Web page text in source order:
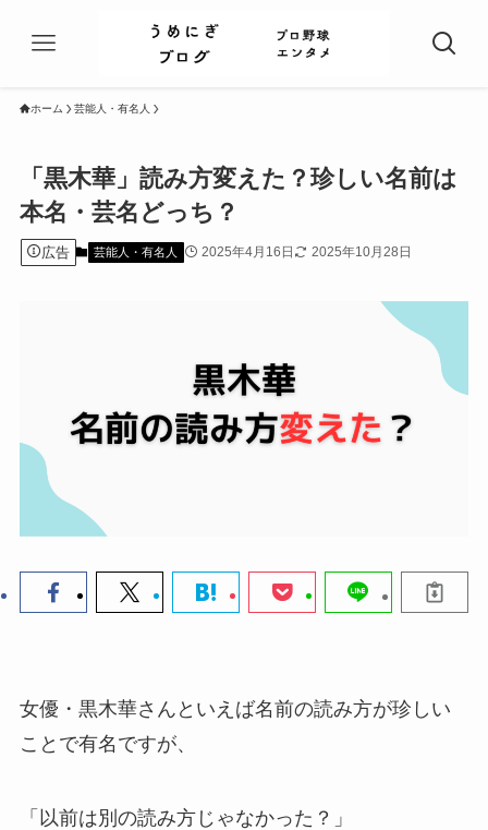
ホーム 芸能人・有名人
「黒木華」読み方変えた？珍しい名前は
本名・芸名どっち？
広告 芸能人・有名人 2025年4月16日 2025年10月28日
女優・黒木華さんといえば名前の読み方が珍しい
ことで有名ですが、
「以前は別の読み方じゃなかった？」